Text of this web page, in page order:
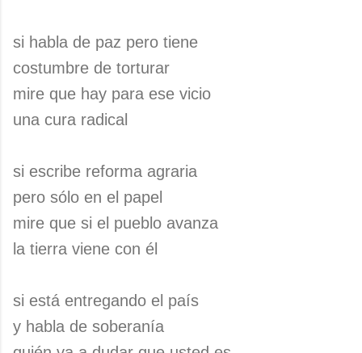
si habla de paz pero tiene
costumbre de torturar
mire que hay para ese vicio
una cura radical
si escribe reforma agraria
pero sólo en el papel
mire que si el pueblo avanza
la tierra viene con él
si está entregando el país
y habla de soberanía